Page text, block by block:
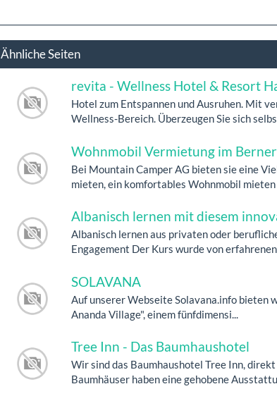
Ähnliche Seiten
revita - Wellness Hotel & Resort
Hotel zum Entspannen und Ausruhen. Mit
Wellness-Bereich. Überzeugen Sie sich
Wohnmobil Vermietung im
Bei Mountain Camper AG bieten sie eine
mieten, ein komfortables Wohnmobil mieten
Albanisch lernen mit diesem
Albanisch lernen aus privaten oder
Engagement Der Kurs wurde von
SOLAVANA
Auf unserer Webseite Solavana.info bieten
Ananda Village", einem fünfdimensi...
Tree Inn - Das Baumhaushotel
Wir sind das Baumhaushotel Tree Inn,
Baumhäuser haben eine gehobene